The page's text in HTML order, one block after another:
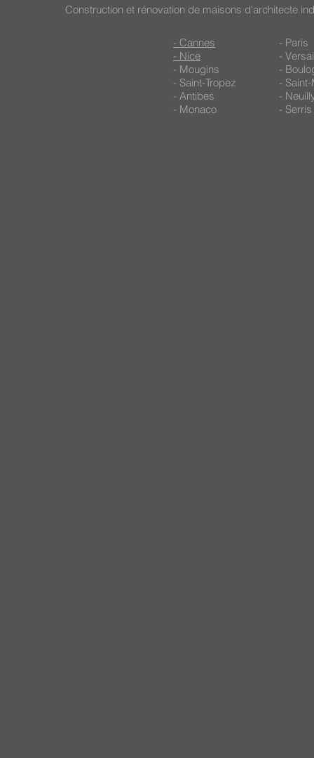
Construction et rénovation de maisons d'architecte
- Cannes
- Nice
- Mougins
- Saint-Tropez
- Antibes
- Monaco
- Paris
-
-
-
-
- Serris